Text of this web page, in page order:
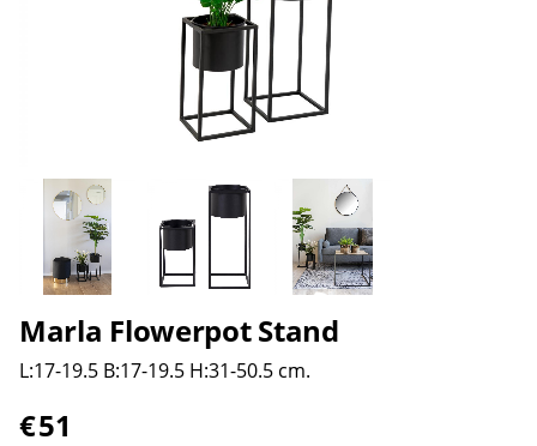
Marla Flowerpot Stand
L:17-19.5 B:17-19.5 H:31-50.5 cm.
€51